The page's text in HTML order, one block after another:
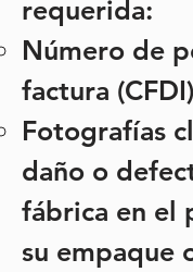
requerida:
Número de
factura
Fotografías
daño o
fábrica en el
su empaque